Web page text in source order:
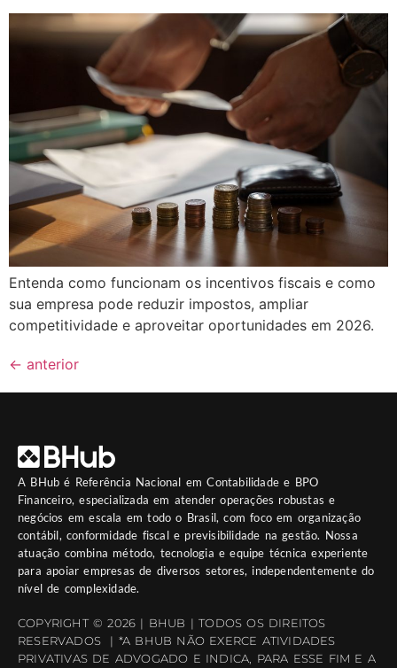
Entenda como funcionam os incentivos fiscais e como
sua empresa pode reduzir impostos, ampliar
competitividade e aproveitar oportunidades em 2026.
← anterior
A BHub é Referência Nacional em Contabilidade e BPO
Financeiro, especializada em atender operações robustas e
negócios em escala em todo o Brasil, com foco em organização
contábil, conformidade fiscal e previsibilidade na gestão. Nossa
atuação combina método, tecnologia e equipe técnica experiente
para apoiar empresas de diversos setores, independentemente do
nível de complexidade.
COPYRIGHT © 2026 | BHUB | TODOS OS DIREITOS
RESERVADOS | *A BHUB NÃO EXERCE ATIVIDADES
PRIVATIVAS DE ADVOGADO E INDICA, PARA ESSE FIM E A